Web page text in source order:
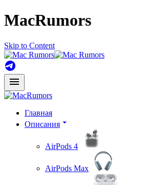
MacRumors
Skip to Content
Главная
Описания
AirPods 4
AirPods Max